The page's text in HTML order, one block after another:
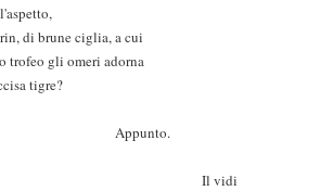
di brune ciglia, a cui
trofeo gli omeri adorna
tigre?
vidi